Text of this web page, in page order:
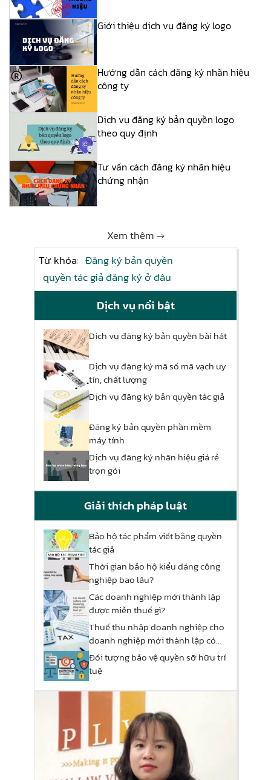
Giới thiệu dịch vụ đăng ký logo
Hướng dẫn cách đăng ký nhãn hiệu
công ty
Dịch vụ đăng ký bản quyền logo
theo quy định
Tư vấn cách đăng ký nhãn hiệu
chứng nhận
Xem thêm →
Từ khóa: Đăng ký bản quyền
quyền tác giả đăng ký ở đâu
Dịch vụ nổi bật
Dịch vụ đăng ký bản quyền bài hát
Dịch vụ đăng ký mã số mã vạch uy
tín, chất lượng
Dịch vụ đăng ký bản quyền tác giả
Đăng ký bản quyền phần mềm
máy tính
Dịch vụ đăng ký nhãn hiệu giá rẻ
trọn gói
Giải thích pháp luật
Bảo hộ tác phẩm viết bằng quyền
tác giả
Thời gian bảo hộ kiểu dáng công
nghiệp bao lâu?
Các doanh nghiệp mới thành lập
được miễn thuế gì?
Thuế thu nhập doanh nghiệp cho
doanh nghiệp mới thành lập có
được miễn thuế
Đối tượng bảo vệ quyền sỡ hữu trí
tuệ